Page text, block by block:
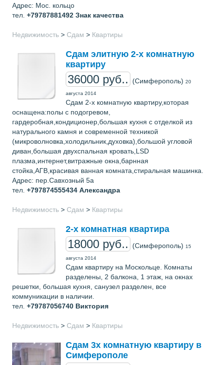
Адрес: Мос. кольцо
тел. +79787881492 Знак качества
Недвижимость > Сдам > Квартиры
Сдам элитную 2-х комнатную
квартиру
36000 руб.. (Симферополь) 20
августа 2014
Сдам 2-х комнатную квартиру,которая
оснащена:полы с подогревом,
гардеробная,кондиционер,большая кухня с отделкой из
натурального камня и современной техникой
(микроволновка,холодильник,духовка),большой угловой
диван,большая двухспальная кровать,LSD
плазма,интернет,витражные окна,барнная
стойка,АГВ,красивая ванная комната,стиральная машинка.
Адрес: пер.Савхозный 5а
тел. +797874555434 Александра
Недвижимость > Сдам > Квартиры
2-х комнатная квартира
18000 руб.. (Симферополь) 15
августа 2014
Сдам квартиру на Москольце. Комнаты
разделены, 2 балкона, 1 этаж, на окнах
решетки, большая кухня, санузел разделен, все
коммуникации в наличии.
тел. +79787056740 Виктория
Недвижимость > Сдам > Квартиры
Сдам 3х комнатную квартиру в
Симферополе